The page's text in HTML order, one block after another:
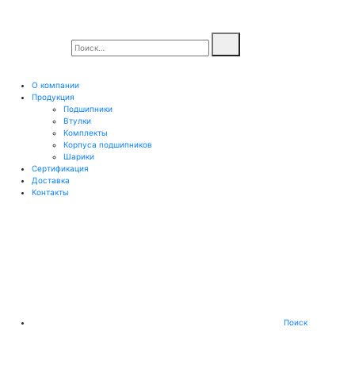
О компании
Продукция
Подшипники
Втулки
Комплекты
Корпуса подшипников
Шарики
Сертификация
Доставка
Контакты
Поиск